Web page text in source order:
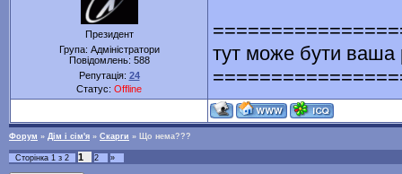
Президент
Група: Адміністратори
Повідомлень: 588
Репутація: 24
Статус: Offline
тут може бути ваша
Форум » Дім і сім'я » Скарги » Що нема???
Сторінка 1 з 2 1 2 »